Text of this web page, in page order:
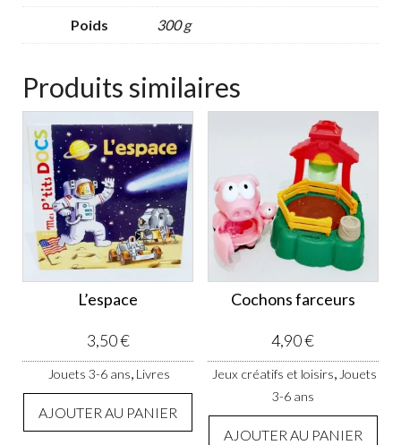
Poids 300 g
Produits similaires
L’espace
3,50€
Jouets 3-6 ans, Livres
AJOUTER AU PANIER
Cochons farceurs
4,90€
Jeux créatifs et loisirs,Jouets
3-6 ans
AJOUTER AU PANIER